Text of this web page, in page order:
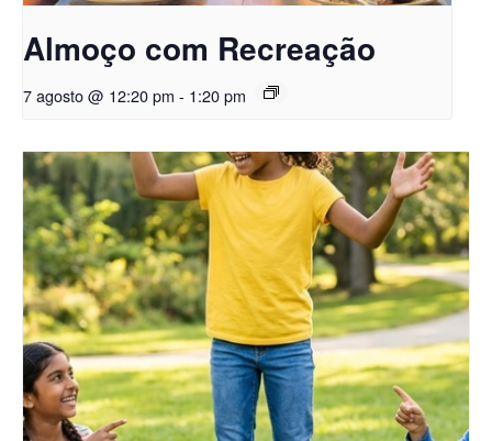
Almoço com Recreação
7 agosto @ 12:20 pm - 1:20 pm